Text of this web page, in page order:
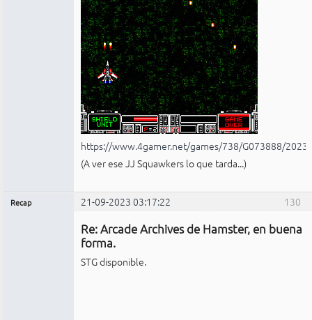
https://www.4gamer.net/games/738/G073888/
(A ver ese JJ Squawkers lo que tarda...)
130
Recap 21-09-2023 03:17:22
Re: Arcade Archives de Hamster, en buena
forma.
STG disponible.